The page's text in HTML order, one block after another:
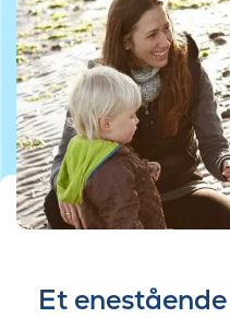
©Foto af
Et